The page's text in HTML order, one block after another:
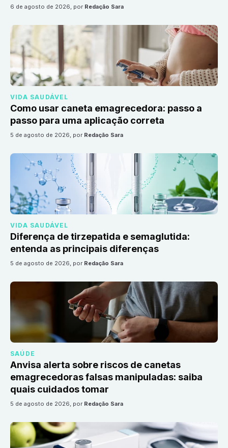
6 de agosto de 2026, por Redação Sara
VIDA SAUDÁVEL
Como usar caneta emagrecedora: passo a
passo para uma aplicação correta
5 de agosto de 2026, por Redação Sara
VIDA SAUDÁVEL
Diferença de tirzepatida e semaglutida:
entenda as principais diferenças
5 de agosto de 2026, por Redação Sara
SAÚDE
Anvisa alerta sobre riscos de canetas
emagrecedoras falsas manipuladas: saiba
quais cuidados tomar
5 de agosto de 2026, por Redação Sara